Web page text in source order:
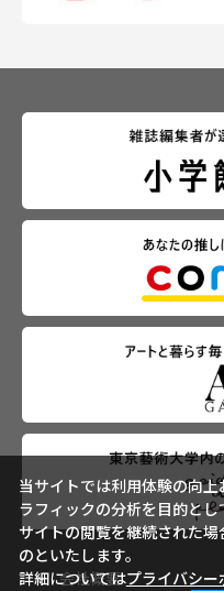
会社概要
当サイトでは利用体験の向
ラフィックの分析を目的とし
サイトの閲覧を継続された
のといたします。
詳細についてはプライバシー